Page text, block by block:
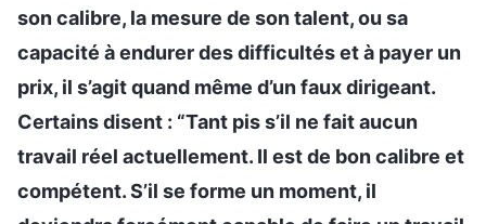
son calibre, la mesure de son talent, ou sa
capacité à endurer des difficultés et à payer un
prix, il s’agit quand même d’un faux dirigeant.
Certains disent : “Tant pis s’il ne fait aucun
travail réel actuellement. Il est de bon calibre et
compétent. S’il se forme un moment, il